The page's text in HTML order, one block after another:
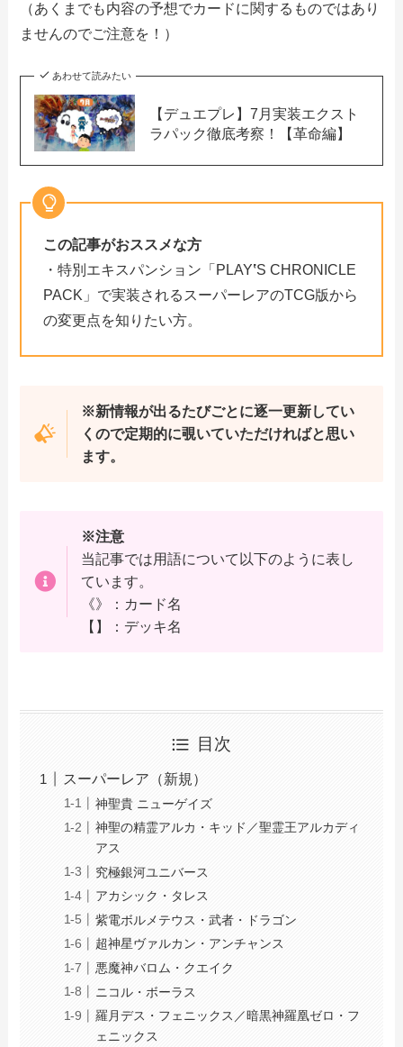
（あくまでも内容の予想でカードに関するものではあり
ませんのでご注意を！）
あわせて読みたい
【デュエプレ】7月実装エクスト
ラパック徹底考察！【革命編】
この記事がおススメな方
・特別エキスパンション「PLAY‛S CHRONICLE
PACK」で実装されるスーパーレアのTCG版から
の変更点を知りたい方。
※新情報が出るたびごとに逐一更新してい
くので定期的に覗いていただければと思い
ます。
※注意
当記事では用語について以下のように表し
ています。
《》：カード名
【】：デッキ名
目次
スーパーレア（新規）
神聖貴 ニューゲイズ
神聖の精霊アルカ・キッド／聖霊王アルカディ
アス
究極銀河ユニバース
アカシック・タレス
紫電ボルメテウス・武者・ドラゴン
超神星ヴァルカン・アンチャンス
悪魔神バロム・クエイク
ニコル・ボーラス
羅月デス・フェニックス／暗黒神羅凰ゼロ・フ
ェニックス